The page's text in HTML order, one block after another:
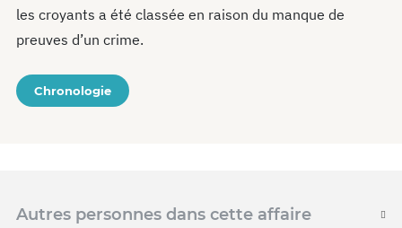
les croyants a été classée en raison du manque de
preuves d’un crime.
Chronologie
Autres personnes dans cette affaire